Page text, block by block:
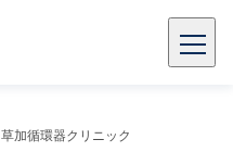
草加循環器クリニック